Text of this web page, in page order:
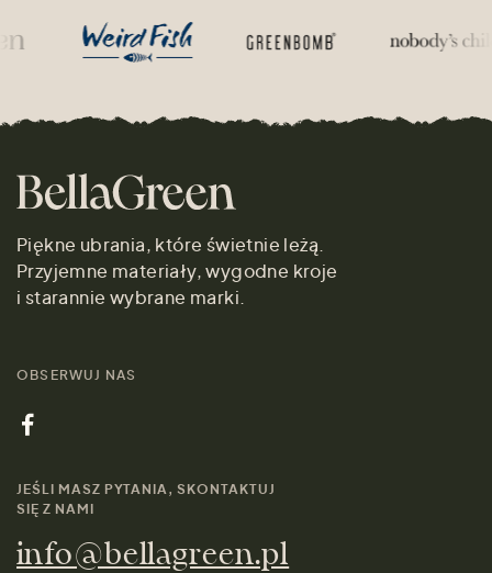
Piękne ubrania, które świetnie leżą.
Przyjemne materiały, wygodne kroje
i starannie wybrane marki.
OBSERWUJ NAS
JEŚLI MASZ PYTANIA, SKONTAKTUJ
SIĘ Z NAMI
info@bellagreen.pl